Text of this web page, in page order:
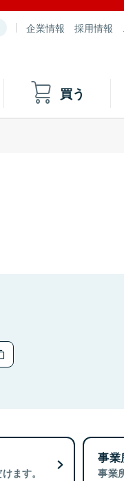
企業情報 採用情報
買う
ます。
事業
事業